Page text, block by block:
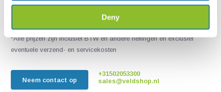
Deny
*Alle prijzen zijn inclusief BTW en andere heffingen en exclusief
eventuele verzend- en servicekosten
Neem contact op
+31502053300
sales@veldshop.nl